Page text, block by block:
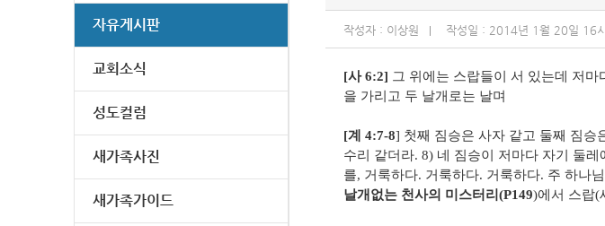
자유게시판
교회소식
성도컬럼
새가족사진
새가족가이드
작성자 : 이상원 작성일 : 2014년 1월 20일 16
[사 6:2] 그 위에는 스랍들이 서 있는데 저마
을 가리고 두 날개로는 날며
[계 4:7-8] 첫째 짐승은 사자 같고 둘째 짐승
수리 같더라. 8) 네 짐승이 저마다 자기 둘
를, 거룩하다. 거룩하다. 거룩하다. 주 하나
날개없는 천사의 미스터리(P149)에서 스랍(